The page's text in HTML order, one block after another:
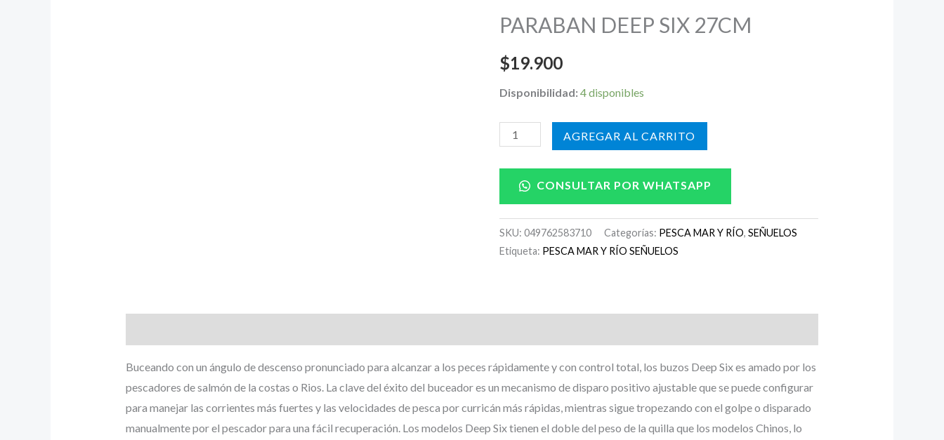
PARABAN DEEP SIX 27CM
$19.900
Disponibilidad: 4 disponibles
SIX
27CM
cantidad
AÑADIR AL CARRITO
CONSULTAR POR WHATSAPP
SKU:049762583710 Categorías: PESCA MAR Y RÍO,SEÑUELOS
Etiqueta: PESCA MAR Y RÍO SEÑUELOS
Buceando con un ángulo de descenso pronunciado para alcanzar a los peces rápidamente y con control total, los buzos Deep Six es amado por los
pescadores de salmón de la costas o Rios. La clave del éxito del buceador es un mecanismo de disparo positivo ajustable que se puede configurar
para manejar las corrientes más fuertes y las velocidades de pesca por curricán más rápidas, mientras sigue tropezando con el golpe o disparado
manualmente por el pescador para una fácil recuperación. Los modelos Deep Six tienen el doble del peso de la quilla que los modelos Chinos, lo